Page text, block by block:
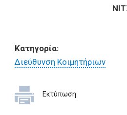
ΝΙΤΣΑΚΟΣ
Κατηγορία:
Διεύθυνση Κοιμητήριων
Εκτύπωση